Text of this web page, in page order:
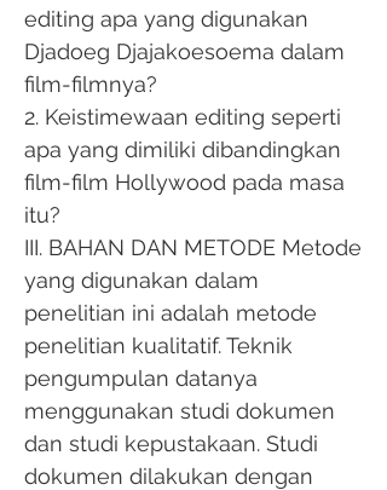
editing apa yang digunakan
Djadoeg Djajakoesoema dalam
film-filmnya?
2. Keistimewaan editing seperti
apa yang dimiliki dibandingkan
film-film Hollywood pada masa
itu?
III. BAHAN DAN METODE Metode
yang digunakan dalam
penelitian ini adalah metode
penelitian kualitatif. Teknik
pengumpulan datanya
menggunakan studi dokumen
dan studi kepustakaan. Studi
dokumen dilakukan dengan